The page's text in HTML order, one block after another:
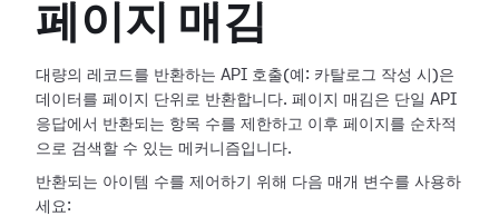
페이지 매김
대량의 레코드를 반환하는 API 호출(예: 카탈로그 작성 시)은
데이터를 페이지 단위로 반환합니다. 페이지 매김은 단일 API
응답에서 반환되는 항목 수를 제한하고 이후 페이지를 순차적
으로 검색할 수 있는 메커니즘입니다.
반환되는 아이템 수를 제어하기 위해 다음 매개 변수를 사용하
세요: